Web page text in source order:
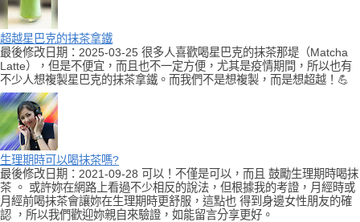
超越星巴克的抹茶拿鐵
最後修改日期：2025-03-25 很多人喜歡喝星巴克的抹茶那堤（Matcha
Latte），但是不便宜，而且也不一定方便，尤其是疫情期間，所以也有
不少人想複製星巴克的抹茶拿鐵。而我們不是想複製，而是想超越！💪
生理期時可以喝抹茶嗎?
最後修改日期：2021-09-28 可以！不僅是可以，而且 鼓勵生理期時喝抹
茶 。 或許妳在網路上看過不少相反的說法，但根據我的考證，月經時或
月經前喝抹茶會讓妳在生理期時更舒服，這點也 得到身邊女性朋友的確
認 ，所以我們歡迎妳親自來驗證，如能留言分享更好。